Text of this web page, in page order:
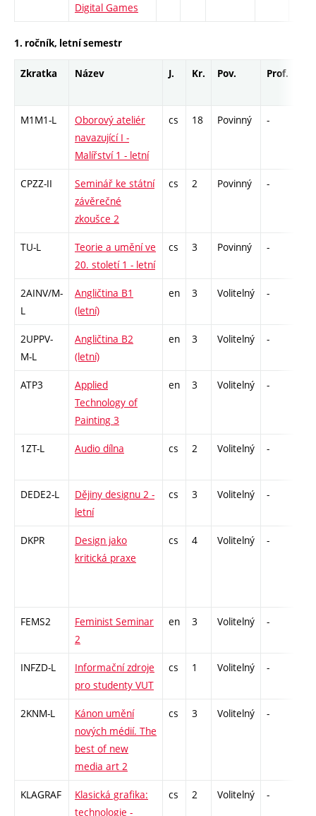
Digital Games
1. ročník, letní semestr
Zkratka Název J. Kr. Pov. Prof.
M1M1-L
Oborový ateliér
navazující I -
Malířství 1 - letní
cs 18 Povinný -
CPZZ-II
Seminář ke státní
závěrečné
zkoušce 2
cs 2 Povinný -
TU-L
Teorie a umění ve
20. století 1 - letní
cs 3 Povinný -
2AINV/M-
L
Angličtina B1
(letní)
en 3 Volitelný -
2UPPV-
M-L
Angličtina B2
(letní)
en 3 Volitelný -
ATP3
Applied
Technology of
Painting 3
en 3 Volitelný -
1ZT-L Audio dílna cs 2 Volitelný -
DEDE2-L
Dějiny designu 2 -
letní
cs 3 Volitelný -
DKPR
Design jako
kritická praxe
cs 4 Volitelný -
FEMS2
Feminist Seminar
2
en 3 Volitelný -
INFZD-L
Informační zdroje
pro studenty VUT
cs 1 Volitelný -
2KNM-L
Kánon umění
nových médií. The
best of new
media art 2
cs 3 Volitelný -
KLAGRAF
Klasická grafika:
technologie -
cs 2 Volitelný -